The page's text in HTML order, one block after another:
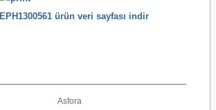
EPH1300561 ürün veri sayfası indir
Asfora